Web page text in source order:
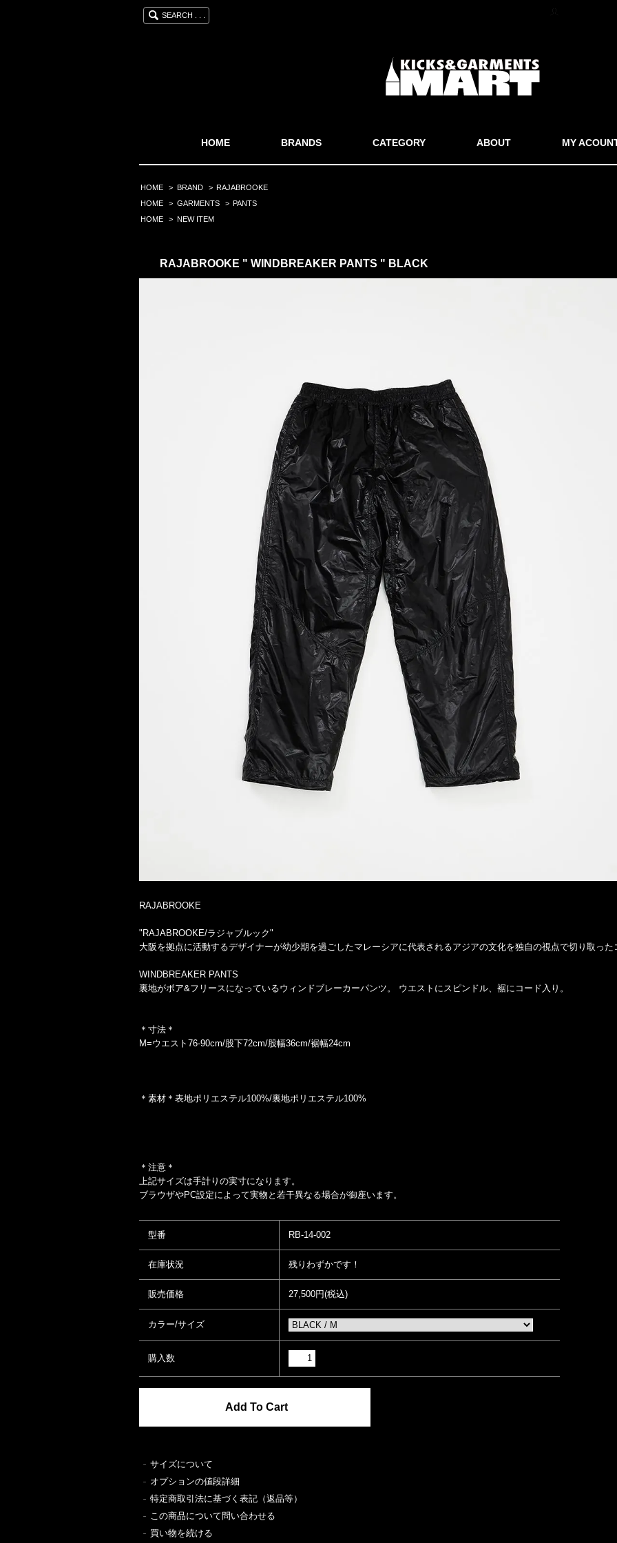
SEARCH . . .
HOME BRANDS CATEGORY ABOUT MY
HOME > BRAND > RAJABROOKE
HOME
> GARMENTS > PANTS
HOME
> NEW ITEM
RAJABROOKE " WINDBREAKER PANTS " BLACK
RAJABROOKE
"RAJABROOKE/ラジャブルック"
大阪を拠点に活動するデザイナーが幼少期を過ごしたマレーシアに代表されるアジアの文化を独自の視点で切り取った
WINDBREAKER PANTS
裏地がボア&フリースになっているウィンドブレーカーパンツ。 ウエストにスピンドル、裾にコード入り。
＊寸法＊
M=ウエスト76-90cm/股下72cm/股幅36cm/裾幅24cm
＊素材＊表地ポリエステル100%/裏地ポリエステル100%
＊注意＊
上記サイズは手計りの実寸になります。
ブラウザやPC設定によって実物と若干異なる場合が御座います。
型番 RB-14-002
在庫状況 残りわずかです！
販売価格 27,500円(税込)
カラー/サイズ
購入数
サイズについて
オプションの値段詳細
特定商取引法に基づく表記（返品等）
この商品について問い合わせる
買い物を続ける